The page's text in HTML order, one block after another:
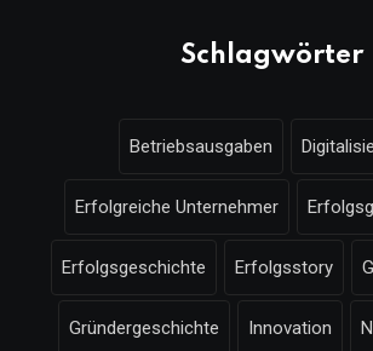
Schlagwörter
Betriebsausgaben
Erfolgreiche Unternehmer
Erfolgsgeschichte Erfolgsstory
Gründergeschichte Innovation